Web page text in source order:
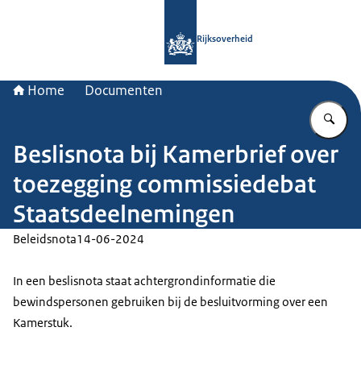
Rijksoverheid
Home Documenten
Beslisnota bij Kamerbrief over
toezegging commissiedebat
Staatsdeelnemingen
Beleidsnota14-06-2024
In een beslisnota staat achtergrondinformatie die
bewindspersonen gebruiken bij de besluitvorming over een
Kamerstuk.